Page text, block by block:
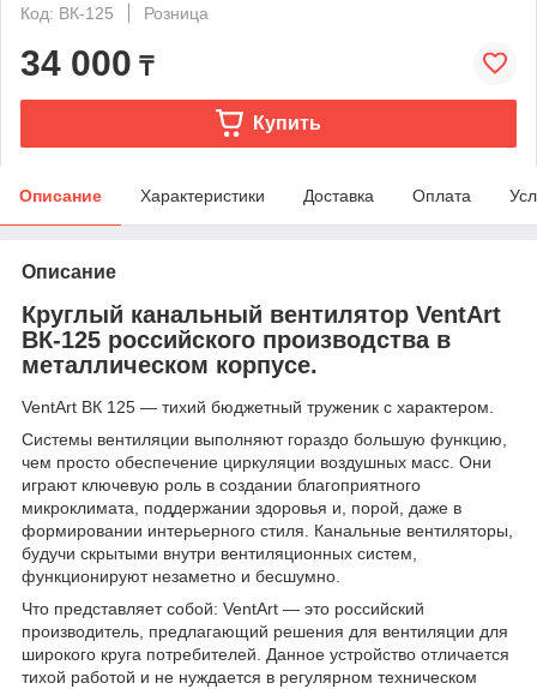
Код: ВК-125
Розница
34 000 ₸
Купить
Описание Характеристики Доставка Оплата
Описание
Круглый канальный вентилятор VentArt
ВК-125 российского производства в
металлическом корпусе.
VentArt ВК 125 — тихий бюджетный труженик с характером.
Системы вентиляции выполняют гораздо большую функцию,
чем просто обеспечение циркуляции воздушных масс. Они
играют ключевую роль в создании благоприятного
микроклимата, поддержании здоровья и, порой, даже в
формировании интерьерного стиля. Канальные вентиляторы,
будучи скрытыми внутри вентиляционных систем,
функционируют незаметно и бесшумно.
Что представляет собой: VentArt — это российский
производитель, предлагающий решения для вентиляции для
широкого круга потребителей. Данное устройство отличается
тихой работой и не нуждается в регулярном техническом